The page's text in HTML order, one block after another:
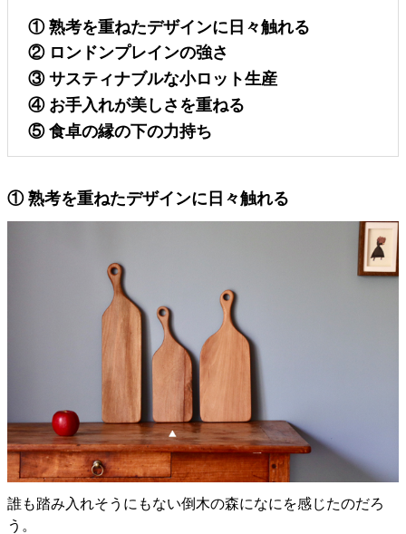
① 熟考を重ねたデザインに日々触れる
② ロンドンプレインの強さ
③ サスティナブルな小ロット生産
④ お手入れが美しさを重ねる
⑤ 食卓の縁の下の力持ち
① 熟考を重ねたデザインに日々触れる
誰も踏み入れそうにもない倒木の森になにを感じたのだろ
う。